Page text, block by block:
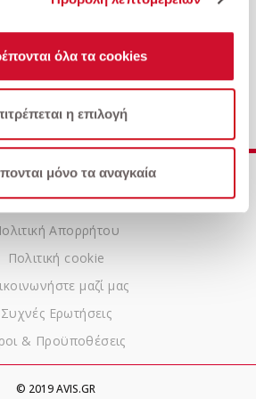
όλα τα cookies
η επιλογή
μόνο τα αναγκαία
1.5lt Diesel 122hp Elegance
Ποιοι είμαστε
Αυτοκίνητα
Απορρήτου
Πολιτική cookie
μαζί μας
Συχνές Ερωτήσεις
& Προϋποθέσεις
© 2019 AVIS.GR